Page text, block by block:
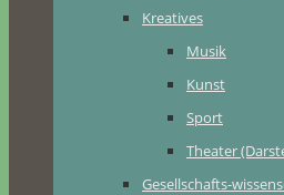
Kreatives
Musik
Kunst
Sport
Theater
Gesellschafts-